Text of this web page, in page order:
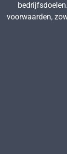
voorwaarden,